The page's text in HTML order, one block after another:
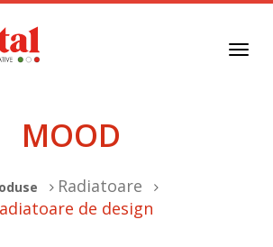
MOOD
Radiatoare
de design